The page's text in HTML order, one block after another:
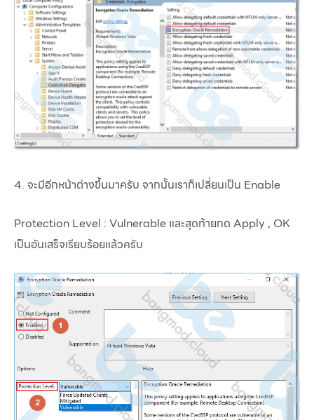
4. จะมีอีกหน้าต่างขึ้นมาครับ จากนั้นเราก็เปลี่ยนเป็น Enable
Protection Level : Vulnerable และสุดท้ายกด Apply , OK
เป็นอันเสร็จเรียบร้อยแล้วครับ